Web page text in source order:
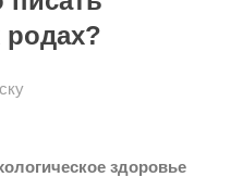
родах?
здоровье